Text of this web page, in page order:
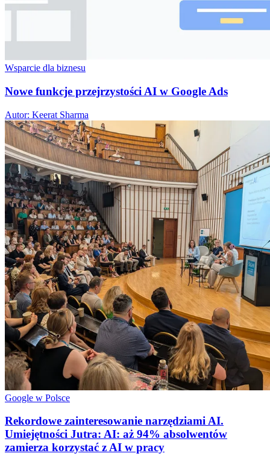
Wsparcie dla biznesu
Nowe funkcje przejrzystości AI w Google Ads
Autor: Keerat Sharma
Google w Polsce
Rekordowe zainteresowanie narzędziami AI.
Umiejętności Jutra: AI: aż 94% absolwentów
zamierza korzystać z AI w pracy